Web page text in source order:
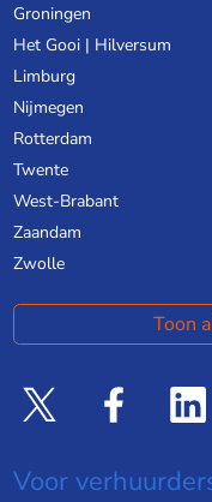
Groningen
Het Gooi | Hilversum
Limburg
Nijmegen
Rotterdam
Twente
West-Brabant
Zaandam
Zwolle
Toon
Voor